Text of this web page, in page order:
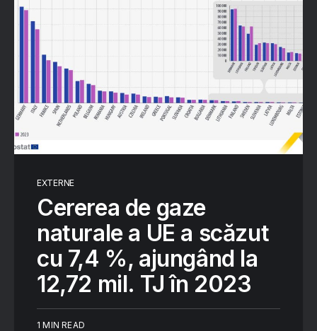
EXTERNE
Cererea de gaze
naturale a UE a scăzut
cu 7,4 %, ajungând la
12,72 mil. TJ în 2023
1 MIN READ